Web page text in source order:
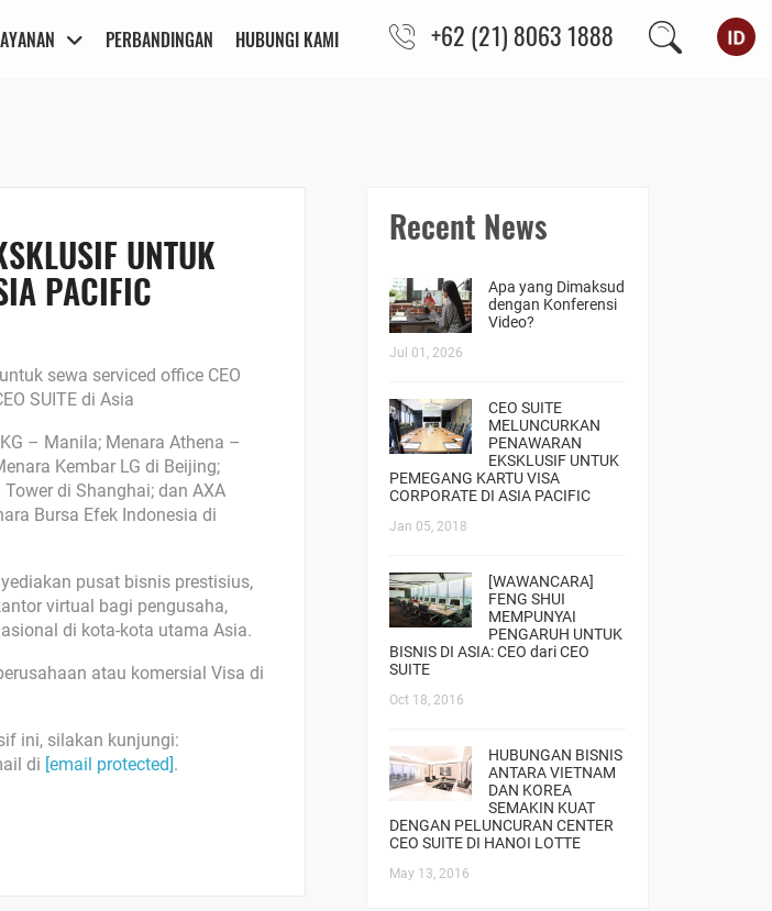
PERBANDINGAN HUBUNGI KAMI +62 (21) 8063 1888
UNTUK
PACIFIC
sewa serviced office CEO
SUITE di Asia
– Manila; Menara Athena –
Kembar LG di Beijing;
di Shanghai; dan AXA
Bursa Efek Indonesia di
pusat bisnis prestisius,
virtual bagi pengusaha,
di kota-kota utama Asia.
atau komersial Visa di
ini, silakan kunjungi:
di [email protected].
Recent News
Apa yang Dimaksud
dengan Konferensi
Video?
Jul 01, 2026
CEO SUITE
MELUNCURKAN
PENAWARAN
EKSKLUSIF UNTUK
PEMEGANG KARTU VISA
CORPORATE DI ASIA PACIFIC
Jan 05, 2018
[WAWANCARA]
FENG SHUI
MEMPUNYAI
PENGARUH UNTUK
BISNIS DI ASIA: CEO dari CEO
SUITE
Oct 18, 2016
HUBUNGAN BISNIS
ANTARA VIETNAM
DAN KOREA
SEMAKIN KUAT
DENGAN PELUNCURAN CENTER
CEO SUITE DI HANOI LOTTE
May 13, 2016